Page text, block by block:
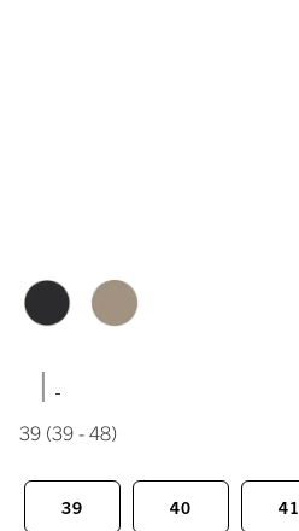
|
39 (39 - 48)
39 40 41